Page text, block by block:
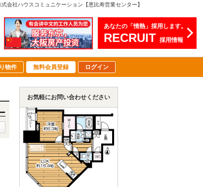
会社ハウスコミュニケーション【恵比寿営業センター】
あなたの「情熱」採用します。
RECRUIT 採用情報
物件 無料会員登録 ログイン
お気軽にお問い合わせください